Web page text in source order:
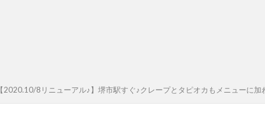
【2020.10/8リニューアル♪】堺市駅すぐ♪クレープとタピオカもメニューに